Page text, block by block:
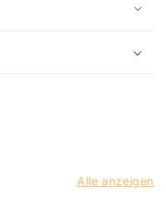
Alle anzeigen